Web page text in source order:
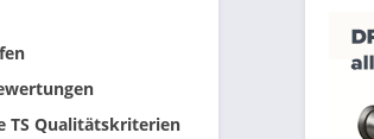
TS Qualitätskriterien